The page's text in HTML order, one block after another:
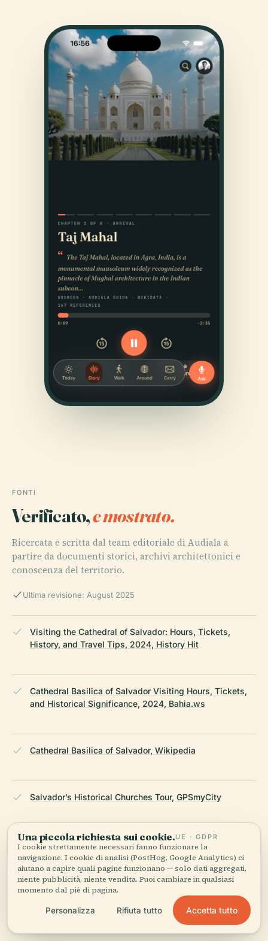
FONTI
Verificato,e mostrato.
Ricercata e scritta dal team editoriale di Audiala a
partire da documenti storici, archivi architettonici e
conoscenza del territorio.
Ultima revisione: August 2025
Visiting the Cathedral of Salvador: Hours, Tickets,
History, and Travel Tips, 2024, History Hit
Cathedral Basilica of Salvador Visiting Hours, Tickets,
and Historical Significance, 2024, Bahia.ws
Cathedral Basilica of Salvador, Wikipedia
Salvador’s Historical Churches Tour, GPSmyCity
Cathedral of Salvador Visiting Hours, Tickets, and Guide
to Salvador Historical Sites, 2024, GetYourGuide
Wikipedia — Cattedrale della Trasfigurazione del
Signore (Salvador)
Una piccola richiesta sui cookie.UE · GDPR
I cookie strettamente necessari fanno funzionare la
navigazione. I cookie di analisi (PostHog, Google Analytics) ci
aiutano a capire quali pagine funzionano — solo dati aggregati,
niente pubblicità, niente vendita. Puoi cambiare in qualsiasi
momento dal piè di pagina.
Personalizza Rifiuta tutto Accetta tutto